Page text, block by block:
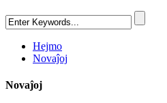
Hejmo
Novaĵoj
Novaĵoj